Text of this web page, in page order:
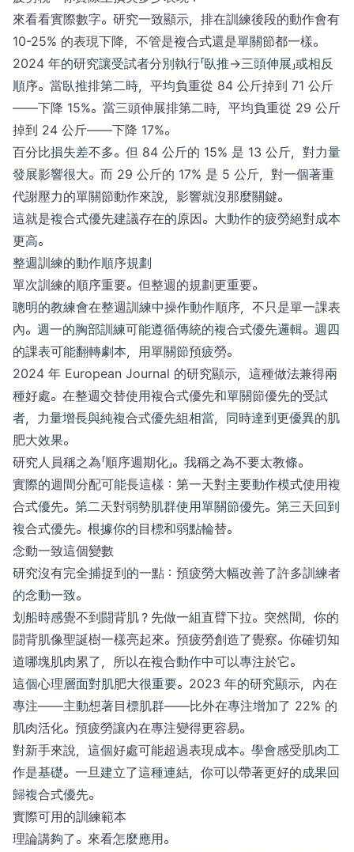
來看看實際數字。研究一致顯示，排在訓練後段的動作會有
10-25% 的表現下降，不管是複合式還是單關節都一樣。
2024 年的研究讓受試者分別執行「臥推→三頭伸展」或相反
順序。當臥推排第二時，平均負重從 84 公斤掉到 71 公斤
——下降 15%。當三頭伸展排第二時，平均負重從 29 公斤
掉到 24 公斤——下降 17%。
百分比損失差不多。但 84 公斤的 15% 是 13 公斤，對力量
發展影響很大。而 29 公斤的 17% 是 5 公斤，對一個著重
代謝壓力的單關節動作來說，影響就沒那麼關鍵。
這就是複合式優先建議存在的原因。大動作的疲勞絕對成本
更高。
整週訓練的動作順序規劃
單次訓練的順序重要。但整週的規劃更重要。
聰明的教練會在整週訓練中操作動作順序，不只是單一課表
內。週一的胸部訓練可能遵循傳統的複合式優先邏輯。週四
的課表可能翻轉劇本，用單關節預疲勞。
2024 年 European Journal 的研究顯示，這種做法兼得兩
種好處。在整週交替使用複合式優先和單關節優先的受試
者，力量增長與純複合式優先組相當，同時達到更優異的肌
肥大效果。
研究人員稱之為「順序週期化」。我稱之為不要太教條。
實際的週間分配可能長這樣：第一天對主要動作模式使用複
合式優先。第二天對弱勢肌群使用單關節優先。第三天回到
複合式優先。根據你的目標和弱點輪替。
念動一致這個變數
研究沒有完全捕捉到的一點：預疲勞大幅改善了許多訓練者
的念動一致。
划船時感覺不到闘背肌？先做一組直臂下拉。突然間，你的
闘背肌像聖誕樹一樣亮起來。預疲勞創造了覺察。你確切知
道哪塊肌肉累了，所以在複合動作中可以專注於它。
這個心理層面對肌肥大很重要。2023 年的研究顯示，內在
專注——主動想著目標肌群——比外在專注增加了 22% 的
肌肉活化。預疲勞讓內在專注變得更容易。
對新手來說，這個好處可能超過表現成本。學會感受肌肉工
作是基礎。一旦建立了這種連結，你可以帶著更好的成果回
歸複合式優先。
實際可用的訓練範本
理論講夠了。來看怎麼應用。